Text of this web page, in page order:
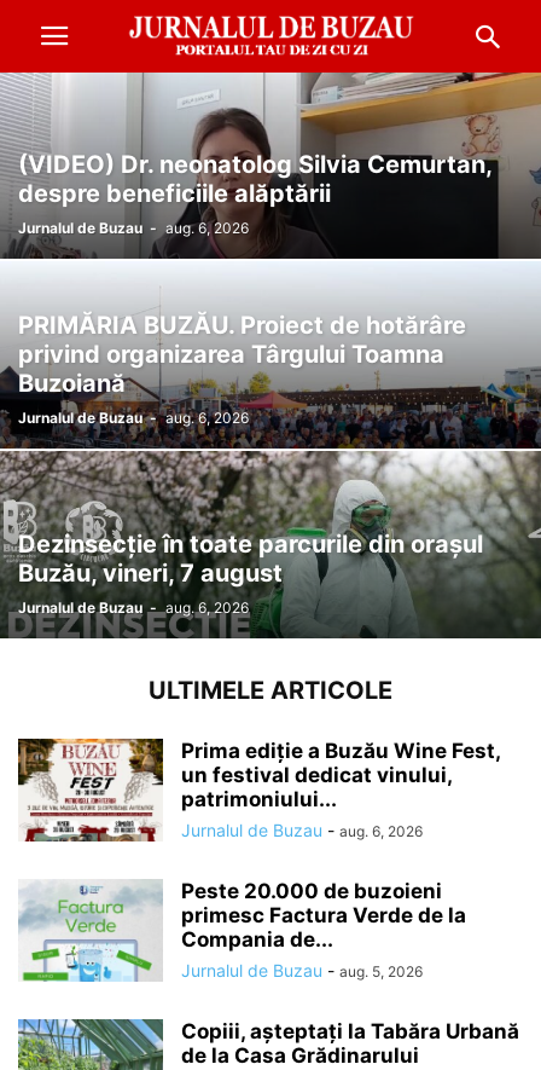
(VIDEO) Dr. neonatolog Silvia Cemurtan,
despre beneficiile alăptării
Jurnalul de Buzau - aug. 6, 2026
PRIMĂRIA BUZĂU. Proiect de hotărâre
privind organizarea Târgului Toamna
Buzoiană
Jurnalul de Buzau - aug. 6, 2026
Dezinsecție în toate parcurile din orașul
Buzău, vineri, 7 august
Jurnalul de Buzau - aug. 6, 2026
ULTIMELE ARTICOLE
Prima ediție a Buzău Wine Fest,
un festival dedicat vinului,
patrimoniului...
Jurnalul de Buzau - aug. 6, 2026
Peste 20.000 de buzoieni
primesc Factura Verde de la
Compania de...
Jurnalul de Buzau - aug. 5, 2026
Copiii, așteptați la Tabăra Urbană
de la Casa Grădinarului